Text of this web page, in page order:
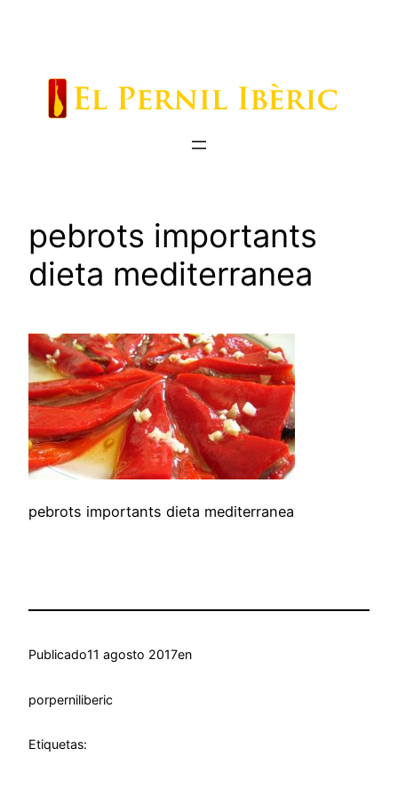
pebrots importants
dieta mediterranea
pebrots importants dieta mediterranea
Publicado11 agosto 2017en
porperniliberic
Etiquetas: